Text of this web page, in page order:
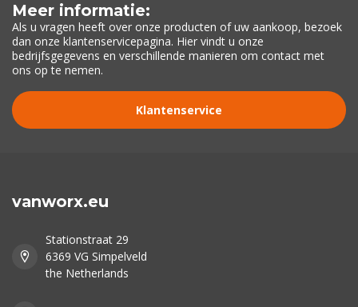
Meer informatie:
Als u vragen heeft over onze producten of uw aankoop, bezoek
dan onze klantenservicepagina. Hier vindt u onze
bedrijfsgegevens en verschillende manieren om contact met
ons op te nemen.
Klantenservice
vanworx.eu
Stationstraat 29
6369 VG Simpelveld
the Netherlands